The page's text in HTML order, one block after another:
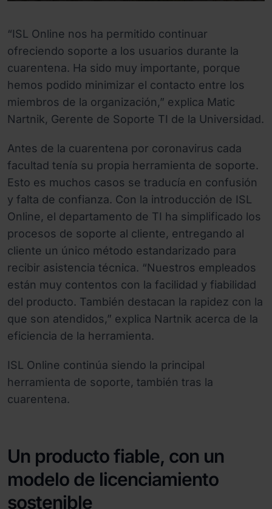
“ISL Online nos ha permitido continuar
ofreciendo soporte a los usuarios durante la
cuarentena. Ha sido muy importante, porque
hemos podido minimizar el contacto entre los
miembros de la organización,” explica Matic
Nartnik, Gerente de Soporte TI de la Universidad.
Antes de la cuarentena por coronavirus cada
facultad tenía su propia herramienta de soporte.
Esto es muchos casos se traducía en confusión
y falta de confianza. Con la introducción de ISL
Online, el departamento de TI ha simplificado los
procesos de soporte al cliente, entregando al
cliente un único método estandarizado para
recibir asistencia técnica. “Nuestros empleados
están muy contentos con la facilidad y fiabilidad
del producto. También destacan la rapidez con la
que son atendidos,” explica Nartnik acerca de la
eficiencia de la herramienta.
ISL Online continúa siendo la principal
herramienta de soporte, también tras la
cuarentena.
Un producto fiable, con un
modelo de licenciamiento
sostenible